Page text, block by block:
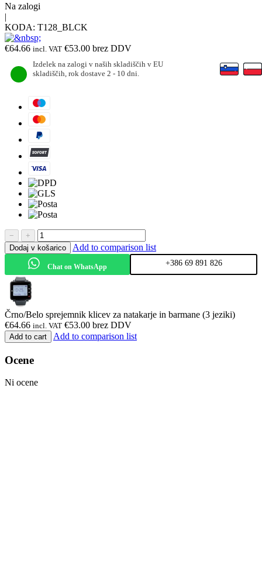
Na zalogi
|
KODA: T128_BLCK
€64.66 incl. VAT €53.00 brez DDV
Izdelek na zalogi v naših skladiščih v EU
skladiščih, rok dostave 2 - 10 dni.
−
+
Dodaj v košarico
Add to comparison list
Chat on WhatsApp +386 69 891 826
Črno/Belo sprejemnik klicev za natakarje in barmane (3 jeziki)
€64.66 incl. VAT €53.00 brez DDV
Add to cart Add to comparison list
Ocene
Ni ocene